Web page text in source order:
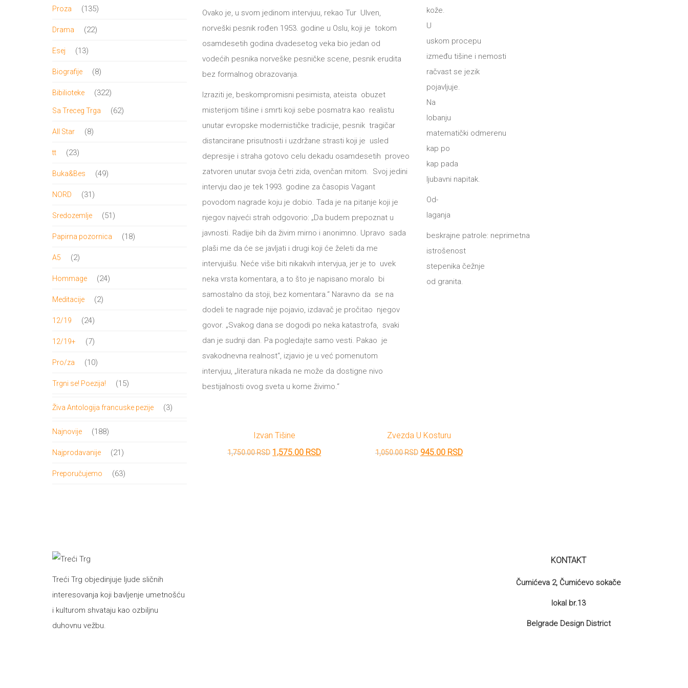
Ovako je, u svom jedinom intervjuu, rekao Tur Ulven,
norveški pesnik rođen 1953. godine u Oslu, koji je tokom
osamdesetih godina dvadesetog veka bio jedan od
vodećih pesnika norveške pesničke scene, pesnik erudita
bez formalnog obrazovanja.
Izraziti je, beskompromisni pesimista, ateista obuzet
misterijom tišine i smrti koji sebe posmatra kao realistu
unutar evropske modernističke tradicije, pesnik tragičar
distancirane prisutnosti i uzdržane strasti koji je usled
depresije i straha gotovo celu dekadu osamdesetih proveo
zatvoren unutar svoja četri zida, ovenčan mitom. Svoj jedini
intervju dao je tek 1993. godine za časopis Vagant
povodom nagrade koju je dobio. Tada je na pitanje koji je
njegov najveći strah odgovorio: „Da budem prepoznat u
javnosti. Radije bih da živim mirno i anonimno. Upravo sada
plaši me da će se javljati i drugi koji će želeti da me
intervjuišu. Neće više biti nikakvih intervjua, jer je to uvek
neka vrsta komentara, a to što je napisano moralo bi
samostalno da stoji, bez komentara.“ Naravno da se na
dodeli te nagrade nije pojavio, izdavač je pročitao njegov
govor. „Svakog dana se dogodi po neka katastrofa, svaki
dan je sudnji dan. Pa pogledajte samo vesti. Pakao je
svakodnevna realnost“, izjavio je u već pomenutom
intervjuu, „literatura nikada ne može da dostigne nivo
bestijalnosti ovog sveta u kome živimo.“
kože.
U
uskom procepu
između tišine i nemosti
račvast se jezik
pojavljuje.
Na
lobanju
matematički odmerenu
kap po
kap pada
ljubavni napitak.
Od-
laganja
beskrajne patrole: neprimetna
istrošenost
stepenika čežnje
od granita.
Izvan Tišine
1,750.00RSD Originalna
1,575.00 RSDTrenutna
Zvezda U Kosturu
1,050.00RSD Originalna
945.00 RSDTrenutna
Proza 135135
Drama 2222
Esej 1313
Biografije 88
Bibilioteke 322322
proizvoda
Sa Treceg Trga 6262
All Star 88
tt 2323
Buka&Bes 4949
NORD 3131
Sredozemlje 5151
Papirna pozornica 1818
A5 22
Hommage 2424
Meditacije 22
12/19 2424
12/19+ 77
Pro/za 1010
Trgni se! Poezija! 1515
Živa Antologija francuske pezije 33
Najnovije 188188
Najprodavanije 2121
Preporučujemo 6363
Treći Trg objedinjuje ljude sličnih
interesovanja koji bavljenje umetnošću
i kulturom shvataju kao ozbiljnu
duhovnu vežbu.
KONTAKT
Čumićeva 2, Čumićevo sokače
lokal br.13
Belgrade Design District